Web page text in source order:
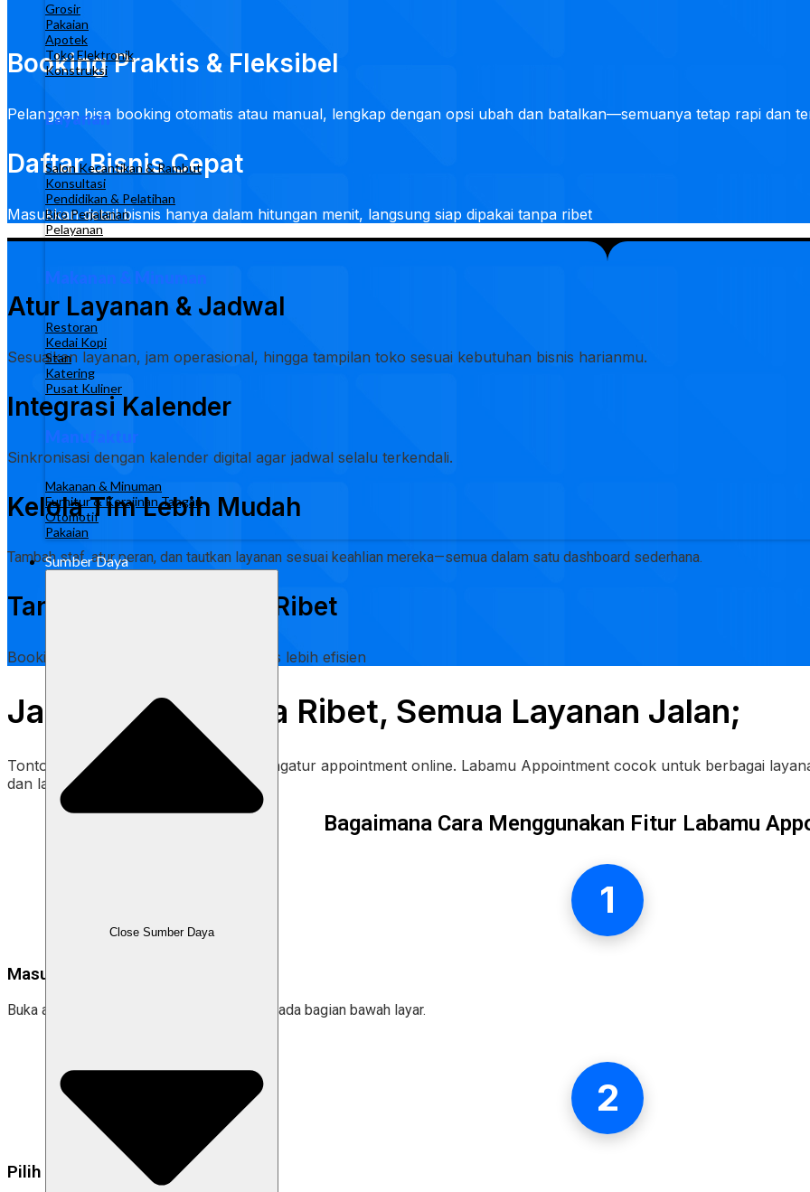
Grosir
Pakaian
Apotek
Toko Elektronik
Konstruksi
Layanan
Salon Kecantikan & Rambut
Konsultasi
Pendidikan & Pelatihan
Biro Perjalanan
Pelayanan
Makanan & Minuman
Restoran
Kedai Kopi
Stan
Katering
Pusat Kuliner
Manufaktur
Makanan & Minuman
Furnitur & Kerajinan Tangan
Otomotif
Pakaian
Sumber Daya
Close Sumber Daya
Booking Praktis & Fleksibel
Pelanggan bisa booking otomatis atau manual, lengkap dengan opsi ubah dan batalkan—semuanya tetap rapi dan
Daftar Bisnis Cepat
Masukkan detail bisnis hanya dalam hitungan menit, langsung siap dipakai tanpa ribet
Atur Layanan & Jadwal
Sesuaikan layanan, jam operasional, hingga tampilan toko sesuai kebutuhan bisnis harianmu.
Integrasi Kalender
Sinkronisasi dengan kalender digital agar jadwal selalu terkendali.
Kelola Tim Lebih Mudah
Tambah staf, atur peran, dan tautkan layanan sesuai keahlian mereka—semua dalam satu dashboard sederhana.
Tanpa Antrian, Tanpa Ribet
Booking rapi, pelanggan nyaman, bisnis lebih efisien
Janji Online Tanpa Ribet, Semua Layanan Jalan;
Tonton cara mudah menerima dan mengatur appointment online. Labamu Appointment cocok untuk berbagai
dan langsung bisa dipakai!
Bagaimana Cara Menggunakan Fitur Labamu
1
Masuk ke menu “Kelola.”
Buka aplikasi Labamu dan pilih tab Kelola pada bagian bawah layar.
2
Pilih fitur “Pelanggan.”